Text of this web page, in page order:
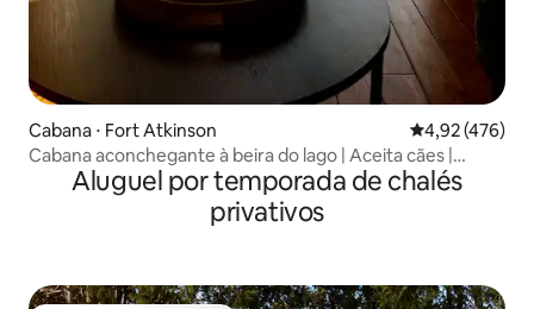
Cabana ⋅ Fort Atkinson 4,92 de uma
4,92 (476)
Cabana aconchegante à beira do lago | Aceita cães |
Acomoda 6 pessoas
Aluguel por temporada de chalés
privativos